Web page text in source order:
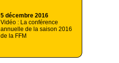
5 décembre 2016
Vidéo : La conférence
annuelle de la saison 2016
de la FFM